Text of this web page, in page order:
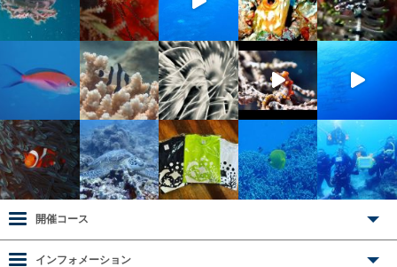
開催コース
インフォメーション